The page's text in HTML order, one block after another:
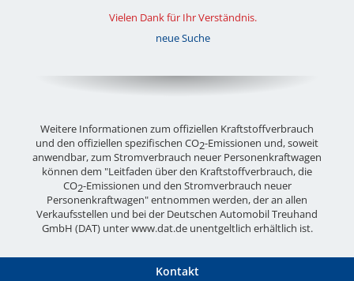
Vielen Dank für Ihr Verständnis.
neue Suche
Weitere Informationen zum offiziellen Kraftstoffverbrauch
und den offiziellen spezifischen CO2-Emissionen und, soweit
anwendbar, zum Stromverbrauch neuer Personenkraftwagen
können dem "Leitfaden über den Kraftstoffverbrauch, die
CO2-Emissionen und den Stromverbrauch neuer
Personenkraftwagen" entnommen werden, der an allen
Verkaufsstellen und bei der Deutschen Automobil Treuhand
GmbH (DAT) unterwww.dat.deunentgeltlich erhältlich ist.
Kontakt